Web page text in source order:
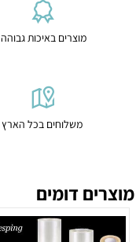
מוצרים באיכות גבוהה
משלוחים בכל הארץ
מוצרים דומים